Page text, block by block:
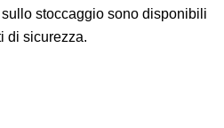
stoccaggio sono disponibili
di sicurezza.